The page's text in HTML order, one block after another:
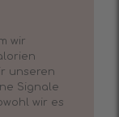
wir
unseren
Signale
wir es